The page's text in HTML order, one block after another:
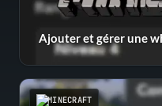
Ajouter et gérer une
MINECRAFT